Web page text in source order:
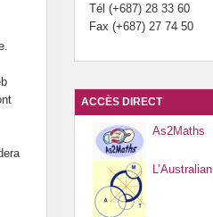
Tél (+687) 28 33 60
Fax (+687) 27 74 50
ACCÈS DIRECT
As2Maths
L’Australian